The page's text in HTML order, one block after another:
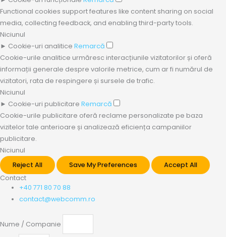
Functional cookies support features like content sharing on social
media, collecting feedback, and enabling third-party tools.
Niciunul
► Cookie-uri analitice Remarcă
Cookie-urile analitice urmăresc interacțiunile vizitatorilor și oferă
informații generale despre valorile metrice, cum ar fi numărul de
vizitatori, rata de respingere și sursele de trafic.
Niciunul
► Cookie-uri publicitare Remarcă
Cookie-urile publicitare oferă reclame personalizate pe baza
vizitelor tale anterioare și analizează eficiența campaniilor
publicitare.
Niciunul
Reject All
Save My Preferences
Accept All
Contact
+40 771 80 70 88
contact@webcomm.ro
Nume / Companie